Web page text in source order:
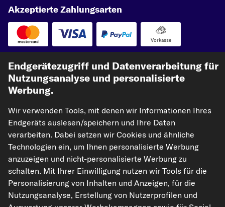
Akzeptierte Zahlungsarten
Vorkasse
Unsere Versandpartner
kfzteile24.de carpardoo.nl
carpardoo.fr
carpardoo.dk
Endgerätezugriff und Datenverarbeitung für
Nutzungsanalyse und personalisierte
Werbung.
Wir verwenden Tools, mit denen wir Informationen Ihres
Endgeräts auslesen/speichern und Ihre Daten
verarbeiten. Dabei setzen wir Cookies und ähnliche
Technologien ein, um Ihnen personalisierte Werbung
anzuzeigen und nicht-personalisierte Werbung zu
schalten. Mit Ihrer Einwilligung nutzen wir Tools für die
Personalisierung von Inhalten und Anzeigen, für die
Nutzungsanalyse, Erstellung von Nutzerprofilen und